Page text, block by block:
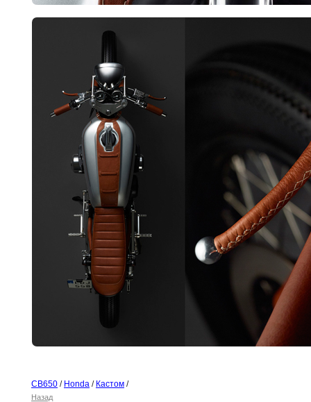
CB650 / Honda / Кастом /
Назад